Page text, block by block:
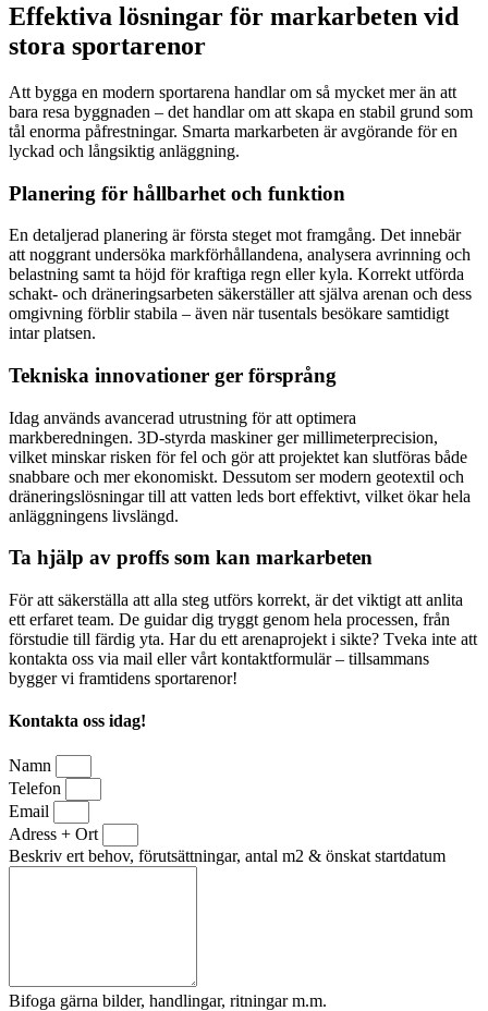
Effektiva lösningar för markarbeten vid
stora sportarenor
Att bygga en modern sportarena handlar om så mycket mer än att
bara resa byggnaden – det handlar om att skapa en stabil grund som
tål enorma påfrestningar. Smarta markarbeten är avgörande för en
lyckad och långsiktig anläggning.
Planering för hållbarhet och funktion
En detaljerad planering är första steget mot framgång. Det innebär
att noggrant undersöka markförhållandena, analysera avrinning och
belastning samt ta höjd för kraftiga regn eller kyla. Korrekt utförda
schakt- och dräneringsarbeten säkerställer att själva arenan och dess
omgivning förblir stabila – även när tusentals besökare samtidigt
intar platsen.
Tekniska innovationer ger försprång
Idag används avancerad utrustning för att optimera
markberedningen. 3D-styrda maskiner ger millimeterprecision,
vilket minskar risken för fel och gör att projektet kan slutföras både
snabbare och mer ekonomiskt. Dessutom ser modern geotextil och
dräneringslösningar till att vatten leds bort effektivt, vilket ökar hela
anläggningens livslängd.
Ta hjälp av proffs som kan markarbeten
För att säkerställa att alla steg utförs korrekt, är det viktigt att anlita
ett erfaret team. De guidar dig tryggt genom hela processen, från
förstudie till färdig yta. Har du ett arenaprojekt i sikte? Tveka inte att
kontakta oss via mail eller vårt kontaktformulär – tillsammans
bygger vi framtidens sportarenor!
Kontakta oss idag!
Namn
Telefon
Email
Adress + Ort
Beskriv ert behov, förutsättningar, antal m2 & önskat startdatum
Bifoga gärna bilder, handlingar, ritningar m.m.